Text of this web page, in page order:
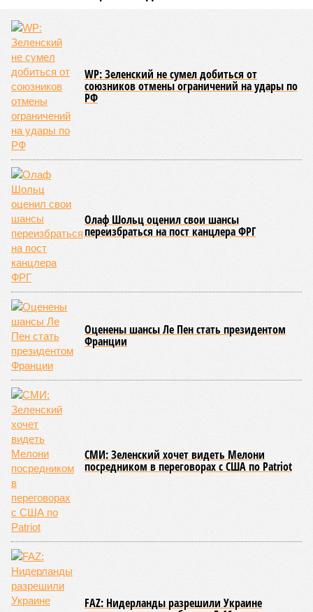
Земля уже не раз показывала человечеству свой крутой нрав – когда
Природа постоянно вступает в противоречие с нами. Ведь пока
она стремится всё на планете держать в балансе, человечество
не особенно церемонится с окружающей средой. Самые
массовые катастрофы в прошлом – какими они были? Какие
ждут нас со дня на день и чем грозят?
Рассказ
последствия очередного апокалипсиса, искусственно
вызванного группой биологов, называется «Конец всей
этой мерзости». В реальной жизни участия пытливых
понадобиться: природа сама разберётся, как и где
(фото: en.wikipedia.org)
Да, наша любимая маленькая планета может быть
единственной, где в пределах Солнечной системы есть
полноценная жизнь, но Земля также регулярно пытается
эту жизнь уничтожить. Так уж вышло, что внутренние
процессы на планете включают в себя всевозможные
геологические, метеорологические и физические явления,
которые для человека довольно опасны. Или попросту
смертельны. И вот несколько тому примеров.
Все стихии сразу
Около 100 лет назад в Поднебесной приключилось то, что
у нас назвали бы тридцатью тремя несчастьями. Страну
последовательно поразили: многолетняя засуха, страшный
паводок, невероятные ливни. Несколько миллионов
человек не пережили этот разгул стихий. Вот что тогда
приключилось.